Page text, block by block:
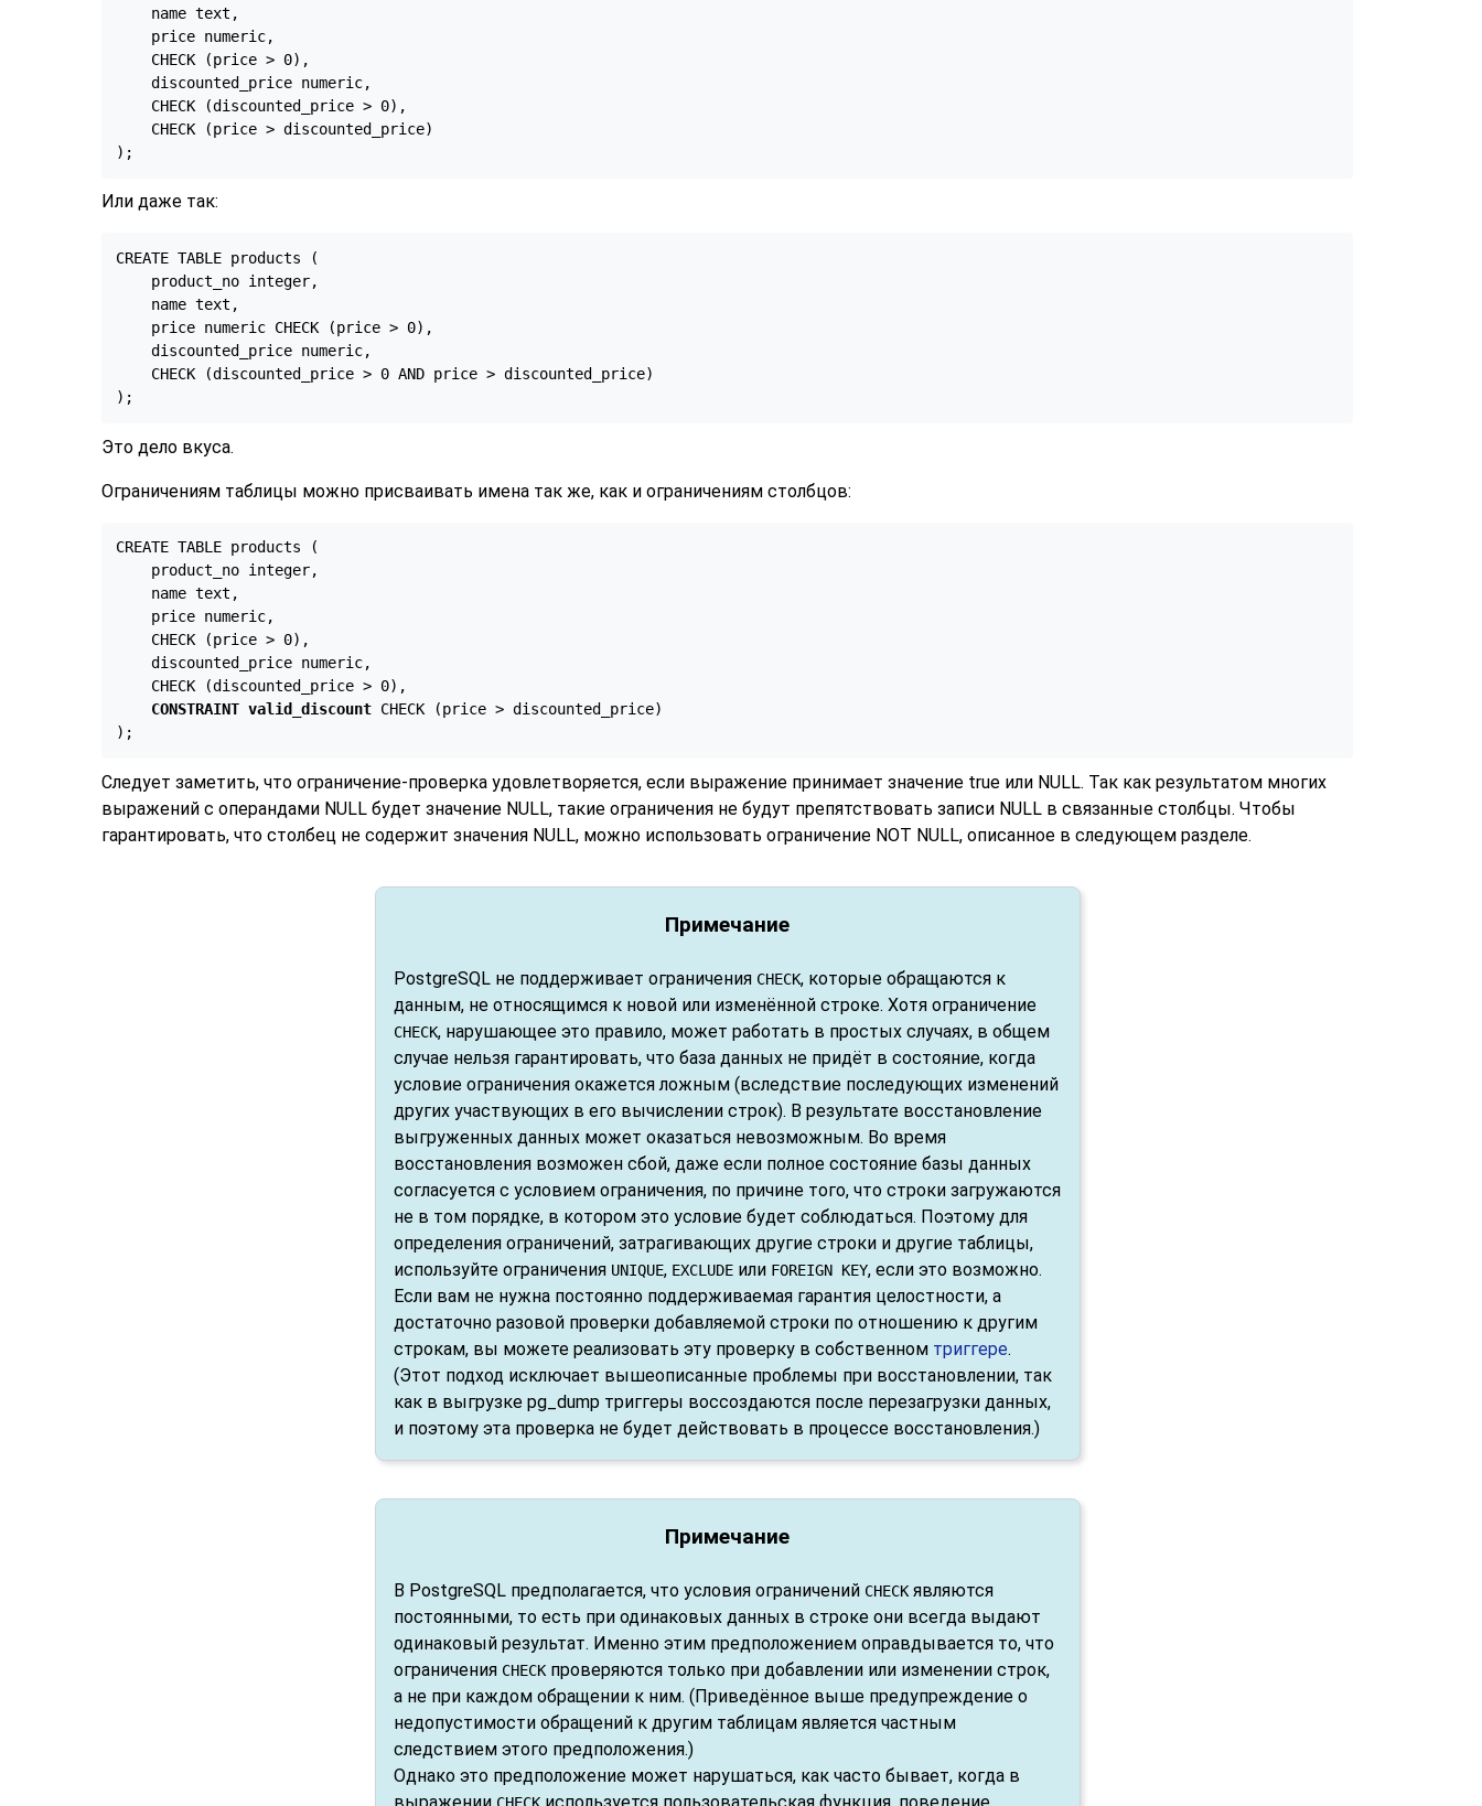
    name text,
    price numeric,
    CHECK (price > 0),
    discounted_price numeric,
    CHECK (discounted_price > 0),
    CHECK (price > discounted_price)
);
Или даже так:
CREATE TABLE products (
    product_no integer,
    name text,
    price numeric CHECK (price > 0),
    discounted_price numeric,
    CHECK (discounted_price > 0 AND price > discounted_price)
);
Это дело вкуса.
Ограничениям таблицы можно присваивать имена так же, как и ограничениям столбцов:
CREATE TABLE products (
    product_no integer,
    name text,
    price numeric,
    CHECK (price > 0),
    discounted_price numeric,
    CHECK (discounted_price > 0),
CONSTRAINT valid_discount CHECK (price > discounted_price)
);
Следует заметить, что ограничение-проверка удовлетворяется, если выражение принимает значение true или NULL. Так как результатом многих
выражений с операндами NULL будет значение NULL, такие ограничения не будут препятствовать записи NULL в связанные столбцы. Чтобы
гарантировать, что столбец не содержит значения NULL, можно использовать ограничение NOT NULL, описанное в следующем разделе.
Примечание
PostgreSQLне поддерживает ограничения CHECK, которые обращаются к
данным, не относящимся к новой или изменённой строке. Хотя ограничение
CHECK, нарушающее это правило, может работать в простых случаях, в общем
случае нельзя гарантировать, что база данных не придёт в состояние, когда
условие ограничения окажется ложным (вследствие последующих изменений
других участвующих в его вычислении строк). В результате восстановление
выгруженных данных может оказаться невозможным. Во время
восстановления возможен сбой, даже если полное состояние базы данных
согласуется с условием ограничения, по причине того, что строки загружаются
не в том порядке, в котором это условие будет соблюдаться. Поэтому для
определения ограничений, затрагивающих другие строки и другие таблицы,
используйте ограничения UNIQUE, EXCLUDEили FOREIGN KEY, если это возможно.
Если вам не нужна постоянно поддерживаемая гарантия целостности, а
достаточно разовой проверки добавляемой строки по отношению к другим
строкам, вы можете реализовать эту проверку в собственном триггере.
(Этот подход исключает вышеописанные проблемы при восстановлении, так
как в выгрузке pg_dumpтриггеры воссоздаются после перезагрузки данных,
и поэтому эта проверка не будет действовать в процессе восстановления.)
Примечание
В PostgreSQLпредполагается, что условия ограничений CHECKявляются
постоянными, то есть при одинаковых данных в строке они всегда выдают
одинаковый результат. Именно этим предположением оправдывается то, что
ограничения CHECKпроверяются только при добавлении или изменении строк,
а не при каждом обращении к ним. (Приведённое выше предупреждение о
недопустимости обращений к другим таблицам является частным
следствием этого предположения.)
Однако это предположение может нарушаться, как часто бывает, когда в